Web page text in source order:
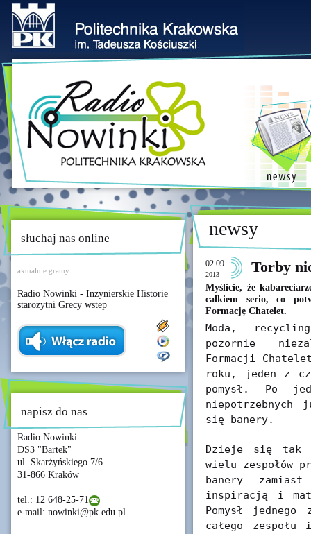
słuchaj nas online
aktualnie gramy:
Radio Nowinki - Inzynierskie Historie
starozytni Grecy wstep
napisz do nas
Radio Nowinki
DS3 "Bartek"
ul. Skarżyńskiego 7/6
31-866 Kraków
tel.: 12 648-25-71
e-mail: nowinki@pk.edu.pl
newsy
02.09
2013 Torby
Myślicie, że
całkiem serio, co
Formację Chatelet.
Moda,
pozornie
Formacji
roku, jeden z
pomysł. Po
niepotrzebnych
się banery.
Dzieje się tak
wielu zespołów
banery
inspiracją i
Pomysł jednego
całego